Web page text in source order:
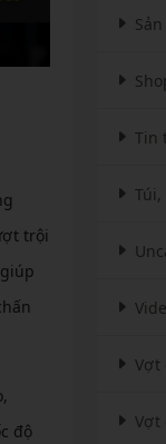
trội
độ
Tin
Vợt
Vợt